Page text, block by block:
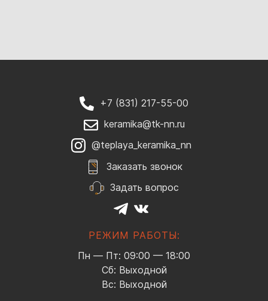
+7 (831) 217-55-00
keramika@tk-nn.ru
@teplaya_keramika_nn
Заказать звонок
Задать вопрос
РЕЖИМ РАБОТЫ:
Пн — Пт: 09:00 — 18:00
Сб: Выходной
Вс: Выходной